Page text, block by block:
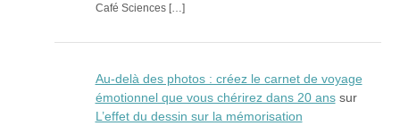
Café Sciences […]
Au-delà des photos : créez le carnet de voyage
émotionnel que vous chérirez dans 20 anssur
L’effet du dessin sur la mémorisation